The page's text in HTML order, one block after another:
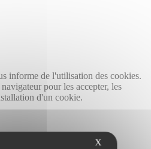
informe de l'utilisation des cookies.
pour les accepter, les
d'un cookie.
X